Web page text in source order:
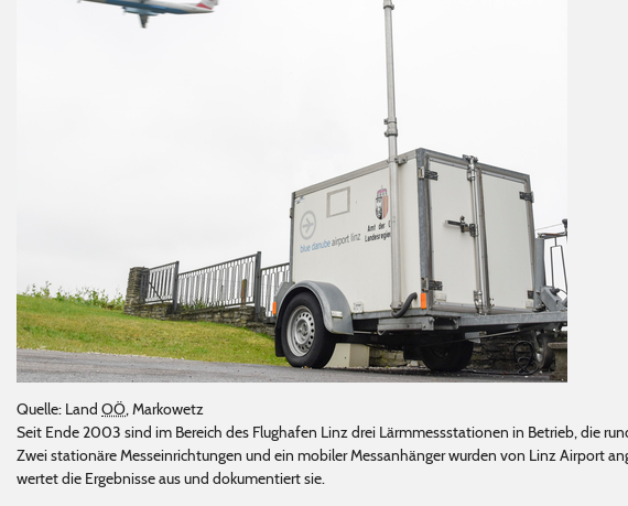
Quelle: Land OÖ, Markowetz
Seit Ende 2003 sind im Bereich des Flughafen Linz drei Lärmmessstationen in Betrieb, die
Zwei stationäre Messeinrichtungen und ein mobiler Messanhänger wurden von Linz Airport
wertet die Ergebnisse aus und dokumentiert sie.